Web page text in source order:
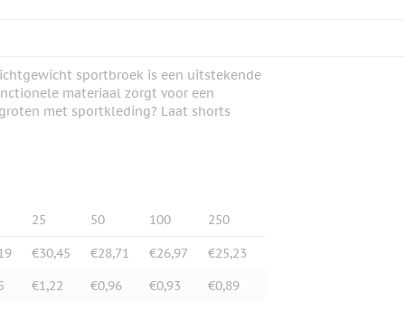
sportbroek is een uitstekende
materiaal zorgt voor een
met sportkleding? Laat shorts
25 50 100 250
€30,45 €28,71 €26,97
€25,23
€1,22 €0,96 €0,93 €0,89